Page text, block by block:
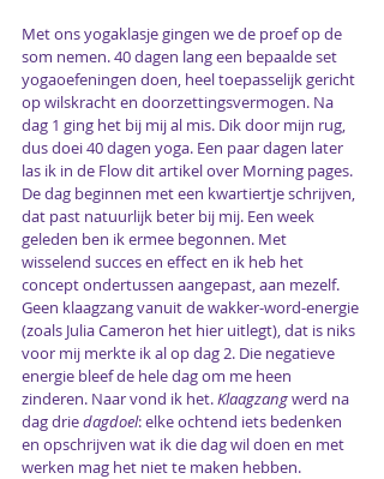
Met ons yogaklasje gingen we de proef op de
som nemen. 40 dagen lang een bepaalde set
yogaoefeningen doen, heel toepasselijk gericht
op wilskracht en doorzettingsvermogen. Na
dag 1 ging het bij mij al mis. Dik door mijn rug,
dus doei 40 dagen yoga. Een paar dagen later
las ik in de Flow dit artikel over Morning pages.
De dag beginnen met een kwartiertje schrijven,
dat past natuurlijk beter bij mij. Een week
geleden ben ik ermee begonnen. Met
wisselend succes en effect en ik heb het
concept ondertussen aangepast, aan mezelf.
Geen klaagzang vanuit de wakker-word-energie
(zoals Julia Cameron het hier uitlegt), dat is niks
voor mij merkte ik al op dag 2. Die negatieve
energie bleef de hele dag om me heen
zinderen. Naar vond ik het. Klaagzang werd na
dag drie dagdoel: elke ochtend iets bedenken
en opschrijven wat ik die dag wil doen en met
werken mag het niet te maken hebben.